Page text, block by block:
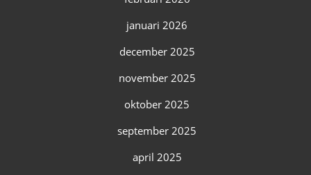
januari 2026
december 2025
november 2025
oktober 2025
september 2025
april 2025